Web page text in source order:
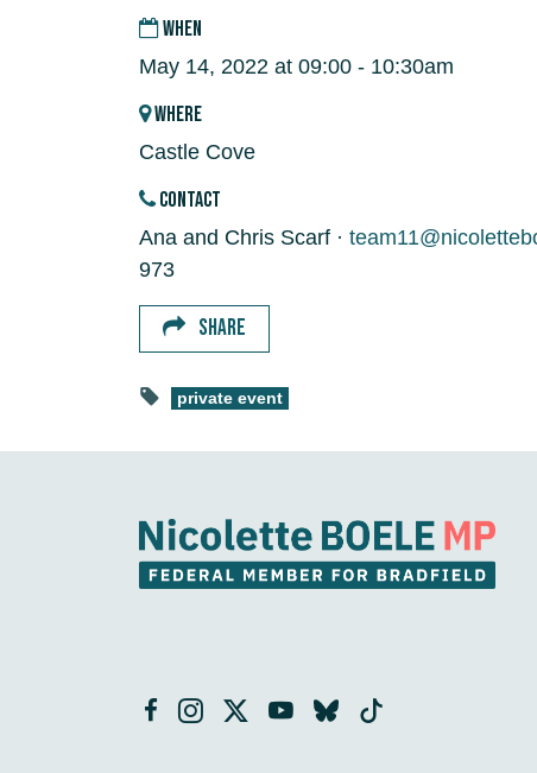
WHEN
May 14, 2022 at 09:00 - 10:30am
WHERE
Castle Cove
CONTACT
Ana and Chris Scarf ·
973
SHARE
private event